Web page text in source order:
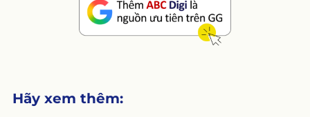
Hãy xem thêm: